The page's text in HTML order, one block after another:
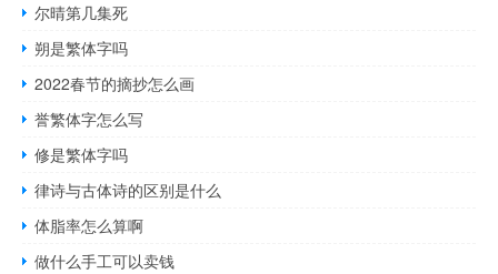
尔晴第几集死
朔是繁体字吗
2022春节的摘抄怎么画
誉繁体字怎么写
修是繁体字吗
律诗与古体诗的区别是什么
体脂率怎么算啊
做什么手工可以卖钱